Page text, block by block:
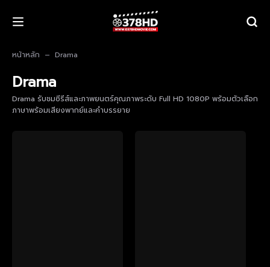
หน้าหลัก Drama
Drama
Drama รับชมซีรีส์และภาพยนตร์คุณภาพระดับ Full HD 1080P พร้อมตัวเลือก
ภาษาพร้อมเสียงพากย์และคำบรรยาย